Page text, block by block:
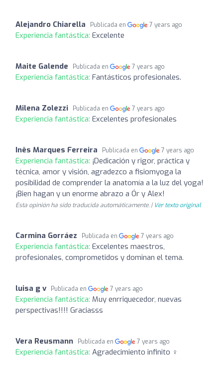
Alejandro Chiarella Publicada en 7 years ago
Experiencia fantástica: Excelente
Maite Galende Publicada en 7 years ago
Experiencia fantástica: Fantásticos profesionales.
Milena Zolezzi Publicada en 7 years ago
Experiencia fantástica: Excelentes profesionales
Inês Marques Ferreira Publicada en 7 years ago
Experiencia fantástica: ¡Dedicación y rigor, práctica y
técnica, amor y visión, agradezco a fisiomyoga la
posibilidad de comprender la anatomía a la luz del yoga!
¡Bien hagan y un enorme abrazo a Ór y Alex!
Esta opinión ha sido traducida automáticamente. | Ver texto original
Carmina Gorráez Publicada en 7 years ago
Experiencia fantástica: Excelentes maestros,
profesionales, comprometidos y dominan el tema.
luisa g v Publicada en 7 years ago
Experiencia fantástica: Muy enrriquecedor, nuevas
perspectivas!!!! Graciasss
Vera Reusmann Publicada en 7 years ago
Experiencia fantástica: Agradecimiento infinito ‍♀️